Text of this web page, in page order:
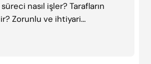
nasıl işler? Tarafların
Zorunlu ve ihtiyari…